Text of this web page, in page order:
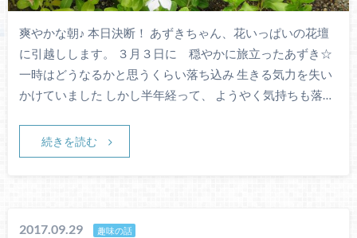
爽やかな朝♪ 本日決断！ あずきちゃん、花いっぱいの花壇
に引越しします。 ３月３日に 穏やかに旅立ったあずき☆
一時はどうなるかと思うくらい落ち込み 生きる気力を失い
かけていました しかし半年経って、 ようやく気持ちも落…
続きを読む
2017.09.29 趣味の話